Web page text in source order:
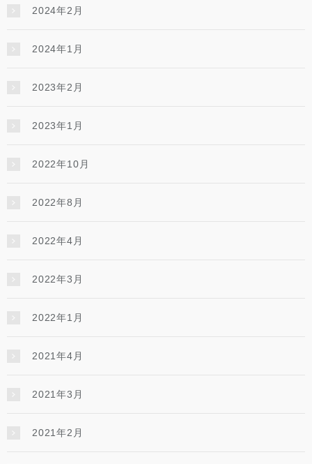
2024年2月
2024年1月
2023年2月
2023年1月
2022年10月
2022年8月
2022年4月
2022年3月
2022年1月
2021年4月
2021年3月
2021年2月